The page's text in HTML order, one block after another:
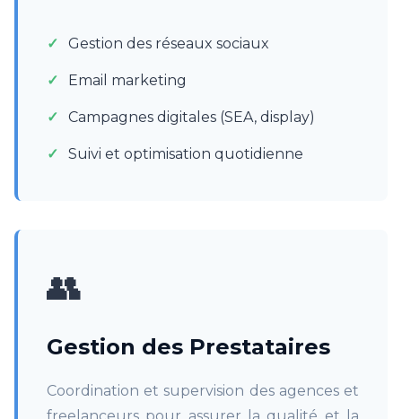
Gestion des réseaux sociaux
Email marketing
Campagnes digitales (SEA, display)
Suivi et optimisation quotidienne
👥
Gestion des Prestataires
Coordination et supervision des agences et